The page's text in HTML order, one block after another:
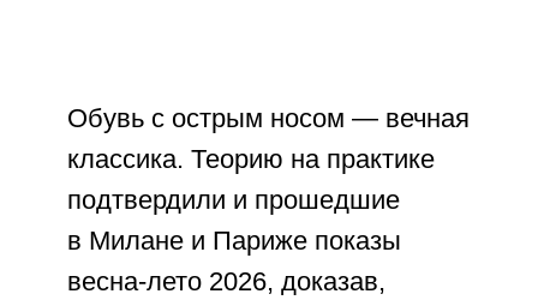
Обувь с острым носом — вечная
классика. Теорию на практике
подтвердили и прошедшие
в Милане и Париже показы
весна-лето 2026, доказав,